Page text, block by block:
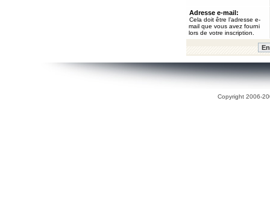
Adresse e-mail:
Cela doit être l’adresse e-
mail que vous avez fourni
lors de votre inscription.
Copyright 2006-